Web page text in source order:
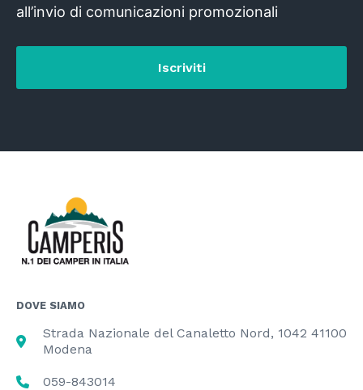
all’invio di comunicazioni promozionali
Iscriviti
DOVE SIAMO
Strada Nazionale del Canaletto Nord, 1042 41100
Modena
059-843014